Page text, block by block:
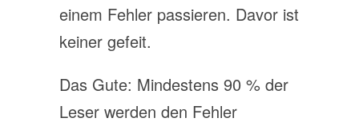
einem Fehler passieren. Davor ist
keiner gefeit.
Das Gute: Mindestens 90 % der
Leser werden den Fehler